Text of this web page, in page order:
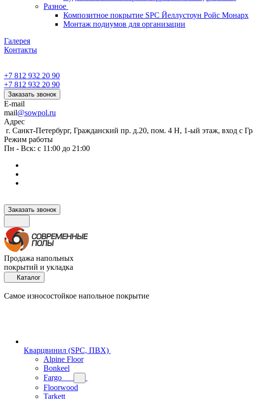
Разное
Композитное покрытие SPC Йеллустоун Ройс Монарх
Монтаж подиумов для организации
Галерея
Контакты
+7 812 932 20 90
+7 812 932 20 90
Заказать звонок
E-mail
mail@sowpol.ru
Адрес
г. Санкт-Петербург, Гражданский пр. д.20, пом. 4 Н, 1-ый этаж, вход с
Режим работы
Пн - Вск: с 11:00 до 21:00
Заказать звонок
Продажа напольных
покрытий и укладка
Каталог
Самое износостойкое напольное покрытие
Кварцвинил (SPC, ПВХ)
Alpine Floor
Bonkeel
Fargo
Floorwood
Tarkett